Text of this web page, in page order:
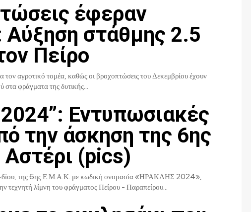
έφεραν
Αύξηση στάθμης 2.5
Πείρο
αγροτικό τομέα, καθώς οι βροχοπτώσεις του Δεκεμβρίου έχουν
στα φράγματα της δυτικής...
Εντυπωσιακές
την άσκηση της 6ης
(pics)
της 6ης Ε.Μ.Α.Κ. με κωδική ονομασία «ΗΡΑΚΛΗΣ 2024»,
τεχνητή λίμνη του φράγματος Πείρου - Παραπείρου...